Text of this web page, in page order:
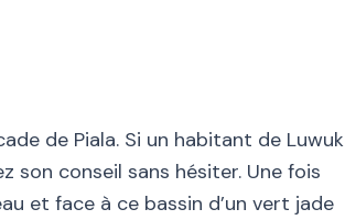
de Piala. Si un habitant de Luwuk
son conseil sans hésiter. Une fois
et face à ce bassin d’un vert jade